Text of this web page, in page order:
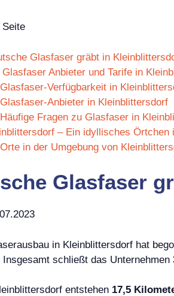
Glasfaser gräbt in
Glasfaser Anbieter und Tarife in
Glasfaser-Verfügbarkeit in
Glasfaser-Anbieter in Kleinblittersdorf
Häufige Fragen zu Glasfaser in
– Ein idyllisches Örtchen
Orte in der Umgebung von
Glasfaser
in Kleinblittersdorf hat
Insgesamt schließt das Unternehmen
entstehen 17,5